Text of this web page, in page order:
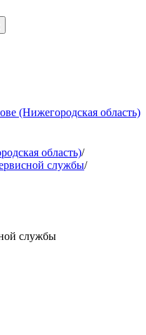
(Нижегородская область)
область)/
службы/
службы